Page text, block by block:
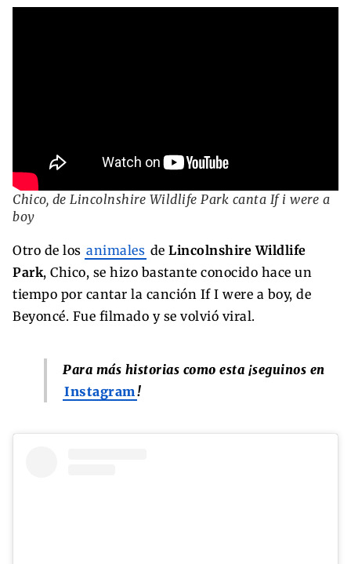
Chico, de Lincolnshire Wildlife Park canta If i were a
boy
Otro de los animales de Lincolnshire Wildlife
Park, Chico, se hizo bastante conocido hace un
tiempo por cantar la canción If I were a boy, de
Beyoncé. Fue filmado y se volvió viral.
Para más historias como esta ¡seguinos en
Instagram!